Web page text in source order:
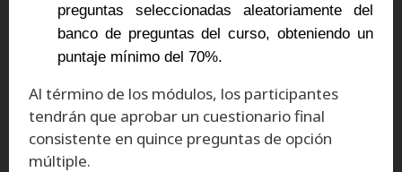
preguntas seleccionadas aleatoriamente del
banco de preguntas del curso, obteniendo un
puntaje mínimo del 70%.
Al término de los módulos, los participantes
tendrán que aprobar un cuestionario final
consistente en quince preguntas de opción
múltiple.